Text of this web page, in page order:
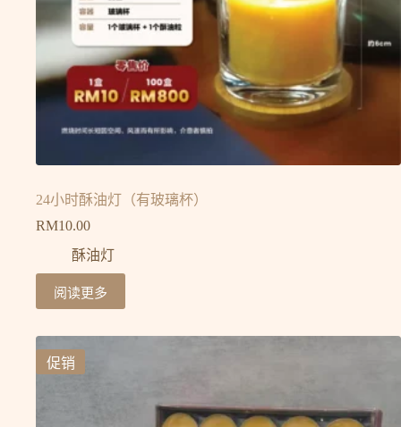
24小时酥油灯（有玻璃杯）
RM10.00
酥油灯
阅读更多
促销